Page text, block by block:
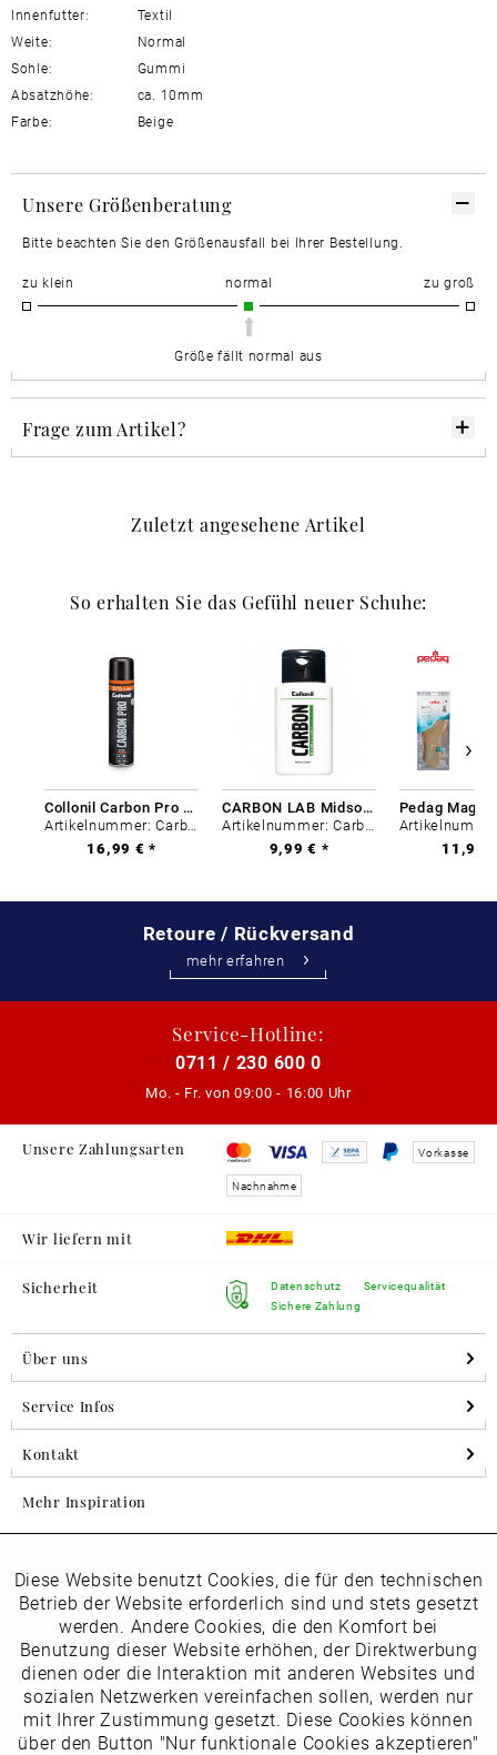
Innenfutter:
Textil
Weite:
Normal
Sohle:
Gummi
Absatzhöhe:
ca. 10mm
Farbe:
Beige
Unsere Größenberatung
Bitte beachten Sie den Größenausfall bei Ihrer Bestellung.
zu klein normal zu groß
Größe fällt normal aus
Frage zum Artikel?
Zuletzt angesehene Artikel
So erhalten Sie das Gefühl neuer Schuhe:
Collonil Carbon Pro 400 ml
Artikelnummer: Carbon-0
16,99 € *
CARBON LAB Midsole Cleaner
Artikelnummer: Carbon-0
9,99 € *
11,99
Retoure / Rückversand
mehr erfahren
Service-Hotline:
0711 / 230 600 0
Mo. - Fr. von 09:00 - 16:00 Uhr
Unsere Zahlungsarten Vorkasse
Nachnahme
Wir liefern mit
Sicherheit
Datenschutz
Sichere Zahlung
Servicequalität
Über uns
Service Infos
Kontakt
Mehr Inspiration
Folgen Sie uns auf Instagram
horsch_schuhe
Newsletter
Funktionale Aktiv
Marketing Inaktiv
Tracking Inaktiv
Diese Website benutzt Cookies, die für den technischen
Betrieb der Website erforderlich sind und stets gesetzt
werden. Andere Cookies, die den Komfort bei
Benutzung dieser Website erhöhen, der Direktwerbung
dienen oder die Interaktion mit anderen Websites und
sozialen Netzwerken vereinfachen sollen, werden nur
mit Ihrer Zustimmung gesetzt. Diese Cookies können
über den Button "Nur funktionale Cookies akzeptieren"